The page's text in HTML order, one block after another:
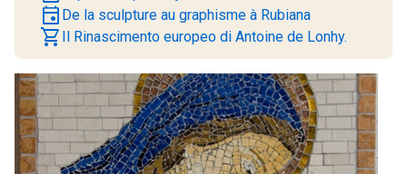
event De la sculpture au graphisme à Rubiana
shopping_cart Il Rinascimento europeo di Antoine de Lonhy.